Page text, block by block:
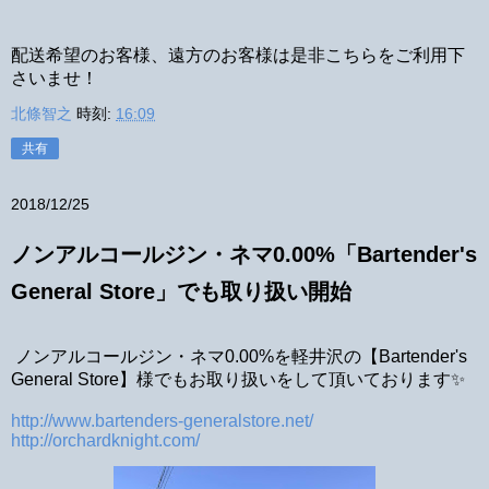
配送希望のお客様、遠方のお客様は是非こちらをご利用下
さいませ！
北條智之 時刻: 16:09
共有
2018/12/25
ノンアルコールジン・ネマ0.00%「Bartender's
General Store」でも取り扱い開始
ノンアルコールジン・ネマ0.00%を軽井沢の【Bartender's
General Store】様でもお取り扱いをして頂いております✨
http://www.bartenders-generalstore.net/
http://orchardknight.com/